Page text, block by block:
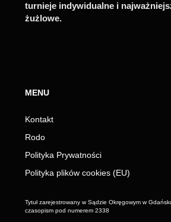
turnieje indywidualne i
żużlowe.
MENU
Kontakt
Rodo
Polityka Prywatności
Polityka plików cookies (EU)
Tytuł zarejestrowany w Sądzie Okręgowym w
czasopism pod numerem 2338